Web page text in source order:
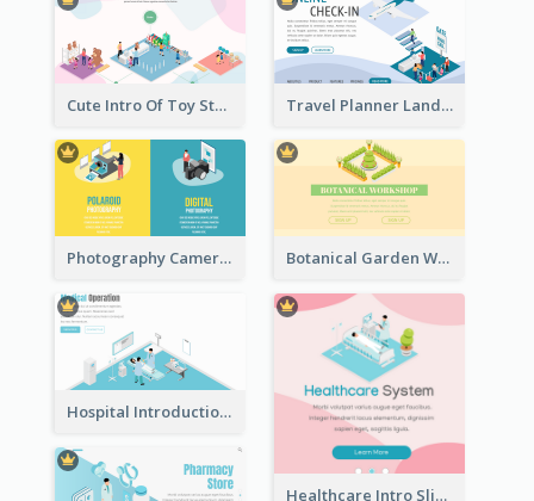
Cute Intro Of Toy Store Section With Isometric Diagram Travel Planner Landing Page With Isometric Diagram
Photography Camera Comparison With Isometric Graphics Botanical Garden Workshop Sign In Web Banner
Hospital Introduction Landing Page With Isometric Diagram
Healthcare Intro Sliding Application Page